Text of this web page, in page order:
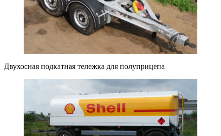
Двухосная подкатная тележка для полуприцепа